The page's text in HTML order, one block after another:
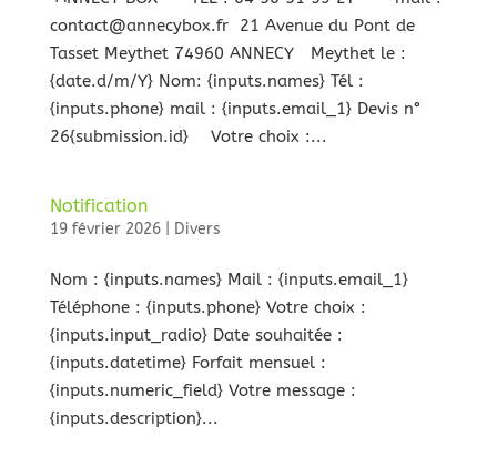
contact@annecybox.fr 21 Avenue du Pont de
Tasset Meythet 74960 ANNECY Meythet le :
{date.d/m/Y} Nom: {inputs.names} Tél :
{inputs.phone} mail : {inputs.email_1} Devis n°
26{submission.id} Votre choix :...
Notification
19 février 2026| Divers
Nom : {inputs.names} Mail : {inputs.email_1}
Téléphone : {inputs.phone} Votre choix :
{inputs.input_radio} Date souhaitée :
{inputs.datetime} Forfait mensuel :
{inputs.numeric_field} Votre message :
{inputs.description}...